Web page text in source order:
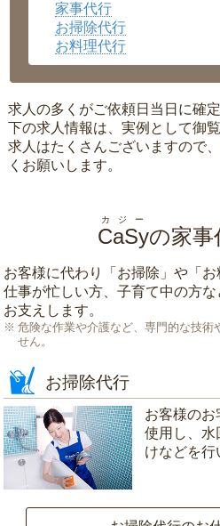
家事代行
お掃除代行
お料理代行
求人の多くがご依頼日当日に確
下の求人情報は、実例として御覧
求人はたくさんございますので
くお願いします。
CaSy
カジー
の家事
お客様に代わり「 お掃除 」や「 お
仕事が忙しい方、子育て中の方
お支えします。
危険な作業や介護など、専門的な技術
せん。
お掃除代行
お客様のお
使用し、水
けなどを行